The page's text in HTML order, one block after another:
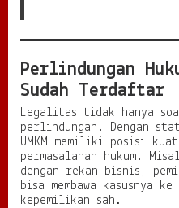
Perlindungan
Sudah Terdaftar
Legalitas tidak hanya
perlindungan. Dengan
UMKM memiliki posisi
permasalahan hukum.
dengan rekan bisnis,
bisa membawa kasusnya
kepemilikan sah.